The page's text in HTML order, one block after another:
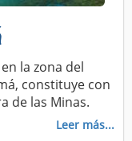
la zona del
constituye con
de las Minas.
Leer más...